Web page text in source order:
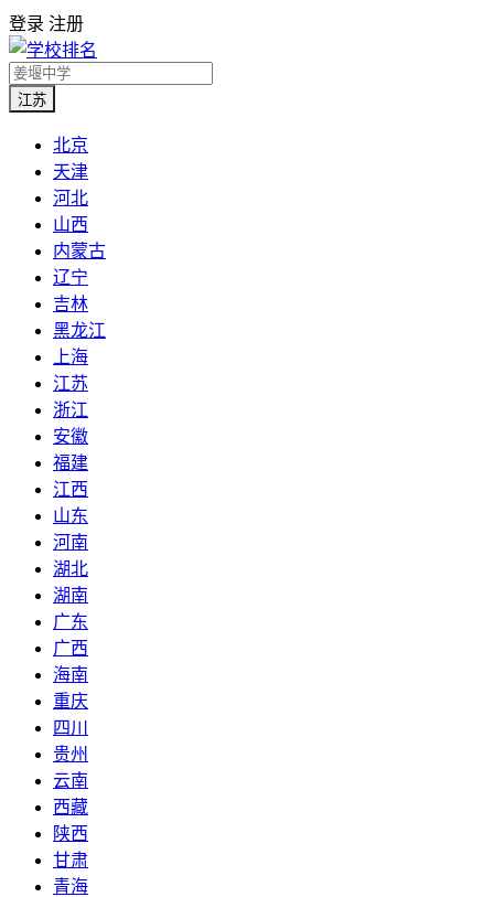
登录 注册
江苏
北京
天津
河北
山西
内蒙古
辽宁
吉林
黑龙江
上海
江苏
浙江
安徽
福建
江西
山东
河南
湖北
湖南
广东
广西
海南
重庆
四川
贵州
云南
西藏
陕西
甘肃
青海